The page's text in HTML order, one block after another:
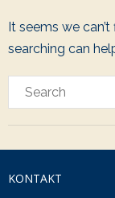
Über uns
It seems we
searching can
KONTAKT